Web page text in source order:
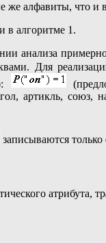
же алфавиты, что и
в алгоритме 1.
анализа
Для
артикль,
записываются
атрибута,